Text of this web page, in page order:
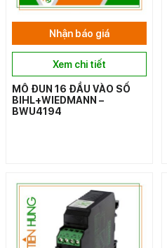
Nhận báo giá
Xem chi tiết
MÔ ĐUN 16 ĐẦU VÀO SỐ
BIHL+WIEDMANN –
BWU4194